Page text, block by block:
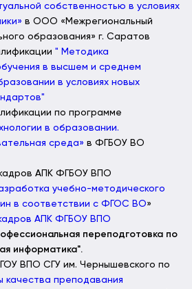
собственностью в условиях
в ООО «Межрегиональный
образования» г. Саратов
" Методика
в высшем и среднем
в условиях новых
по программе
в образовании.
среда» в ФГБОУ ВО
АПК ФГБОУ ВПО
учебно-методического
в соответствии с ФГОС ВО»
АПК ФГБОУ ВПО
переподготовка по
информатика".
ВПО СГУ им. Чернышевского по
качества преподавания